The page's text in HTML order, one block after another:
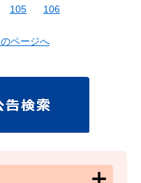
105 106
ページへ